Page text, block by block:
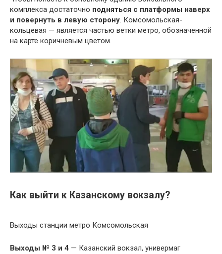
комплекса достаточно подняться с платформы наверх
и повернуть в левую сторону. Комсомольская-
кольцевая — является частью ветки метро, обозначенной
на карте коричневым цветом.
Как выйти к Казанскому вокзалу?
Выходы станции метро Комсомольская
Выходы № 3 и 4 — Казанский вокзал, универмаг